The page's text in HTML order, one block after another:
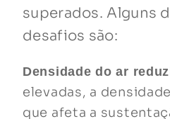
superados. Alguns
desafios são:
Densidade do ar
elevadas, a
que afeta a